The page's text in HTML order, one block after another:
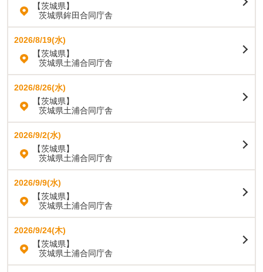
【茨城県】
茨城県鉾田合同庁舎
2026/8/19(水)
【茨城県】
茨城県土浦合同庁舎
2026/8/26(水)
【茨城県】
茨城県土浦合同庁舎
2026/9/2(水)
【茨城県】
茨城県土浦合同庁舎
2026/9/9(水)
【茨城県】
茨城県土浦合同庁舎
2026/9/24(木)
【茨城県】
茨城県土浦合同庁舎